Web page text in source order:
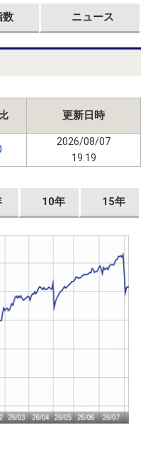
数 ニュース
更新日時
2026/08/07
19:19
10年 15年